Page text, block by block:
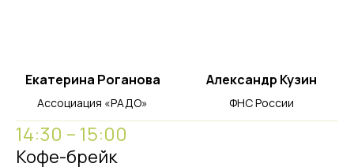
Екатерина Роганова
Ассоциация «РАДО»
Александр Кузин
ФНС России
14:30 – 15:00
Кофе-брейк